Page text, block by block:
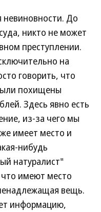
невиновности. До
никто не может
преступлении.
на
говорить, что
похищены
Здесь явно есть
из-за чего мы
имеет место и
нибудь
натуралист"
имеют место
вещь.
информацию,